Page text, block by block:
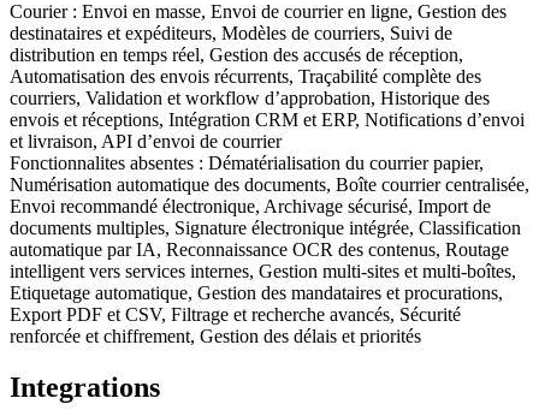
Courier: Envoi en masse, Envoi de courrier en ligne, Gestion des
destinataires et expéditeurs, Modèles de courriers, Suivi de
distribution en temps réel, Gestion des accusés de réception,
Automatisation des envois récurrents, Traçabilité complète des
courriers, Validation et workflow d’approbation, Historique des
envois et réceptions, Intégration CRM et ERP, Notifications d’envoi
et livraison, API d’envoi de courrier
Fonctionnalites absentes : Dématérialisation du courrier papier,
Numérisation automatique des documents, Boîte courrier centralisée,
Envoi recommandé électronique, Archivage sécurisé, Import de
documents multiples, Signature électronique intégrée, Classification
automatique par IA, Reconnaissance OCR des contenus, Routage
intelligent vers services internes, Gestion multi-sites et multi-boîtes,
Etiquetage automatique, Gestion des mandataires et procurations,
Export PDF et CSV, Filtrage et recherche avancés, Sécurité
renforcée et chiffrement, Gestion des délais et priorités
Integrations